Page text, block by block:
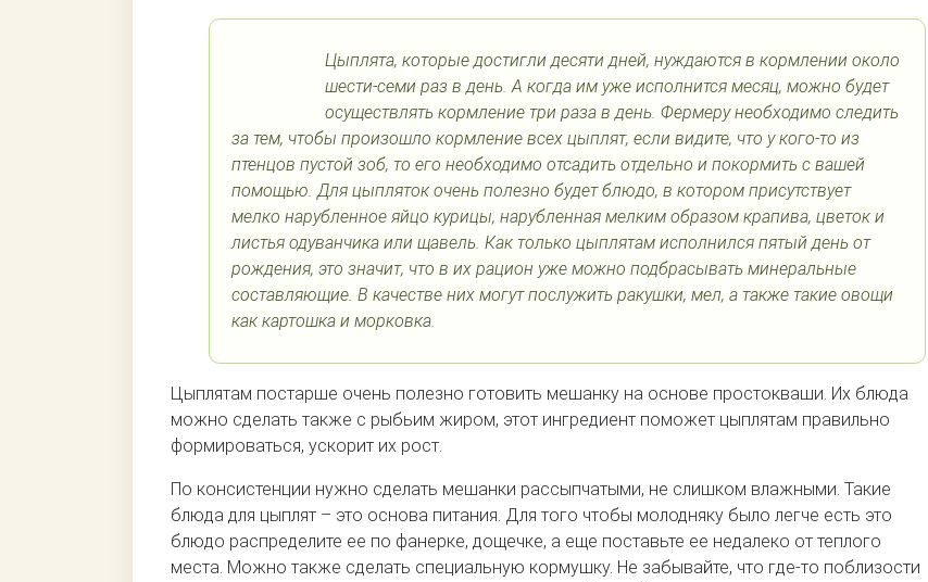
Цыплята, которые достигли десяти дней, нуждаются в кормлении около
шести-семи раз в день. А когда им уже исполнится месяц, можно будет
осуществлять кормление три раза в день. Фермеру необходимо следить
за тем, чтобы произошло кормление всех цыплят, если видите, что у кого-то из
птенцов пустой зоб, то его необходимо отсадить отдельно и покормить с вашей
помощью. Для цыпляток очень полезно будет блюдо, в котором присутствует
мелко нарубленное яйцо курицы, нарубленная мелким образом крапива, цветок и
листья одуванчика или щавель. Как только цыплятам исполнился пятый день от
рождения, это значит, что в их рацион уже можно подбрасывать минеральные
составляющие. В качестве них могут послужить ракушки, мел, а также такие овощи
как картошка и морковка.
Цыплятам постарше очень полезно готовить мешанку на основе простокваши. Их блюда
можно сделать также с рыбьим жиром, этот ингредиент поможет цыплятам правильно
формироваться, ускорит их рост.
По консистенции нужно сделать мешанки рассыпчатыми, не слишком влажными. Такие
блюда для цыплят – это основа питания. Для того чтобы молодняку было легче есть это
блюдо распределите ее по фанерке, дощечке, а еще поставьте ее недалеко от теплого
места. Можно также сделать специальную кормушку. Не забывайте, что где-то поблизости